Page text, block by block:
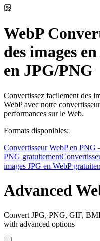
WebP
des images
en JPG/PNG
Convertissez facilement des
WebP avec notre
performances sur le Web.
Formats disponibles:
Convertisseur WebP en PNG
PNG gratuitement
images JPG en WebP
Advanced
Convert JPG, PNG, GIF,
with advanced options